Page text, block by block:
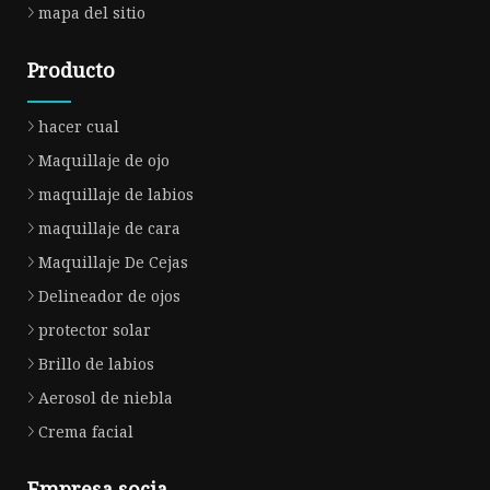
mapa del sitio
Producto
hacer cual
Maquillaje de ojo
maquillaje de labios
maquillaje de cara
Maquillaje De Cejas
Delineador de ojos
protector solar
Brillo de labios
Aerosol de niebla
Crema facial